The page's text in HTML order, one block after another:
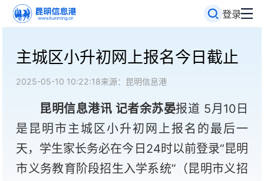
登录
主城区小升初网上报名今日截止
2025-05-10 10:22:18来源：昆明信息港
昆明信息港讯 记者余苏晏报道 5月10日
是昆明市主城区小升初网上报名的最后一
天，学生家长务必在今日24时以前登录“昆明
市义务教育阶段招生入学系统”（昆明市义招